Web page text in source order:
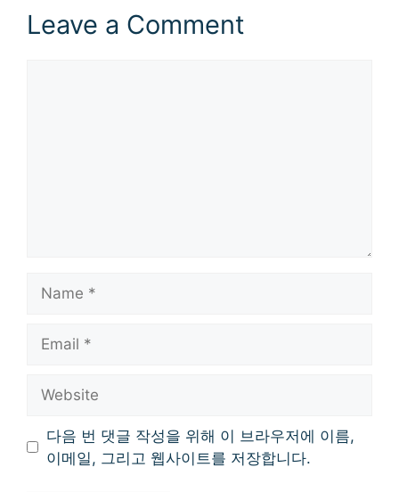
Leave a Comment
다음 번 댓글 작성을 위해 이 브라우저에 이름,
이메일, 그리고 웹사이트를 저장합니다.